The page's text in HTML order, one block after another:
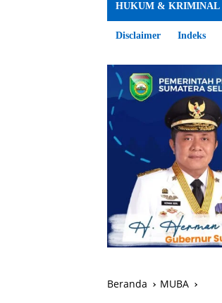
HUKUM & KRIMINAL
Disclaimer Indeks
Beranda MUBA